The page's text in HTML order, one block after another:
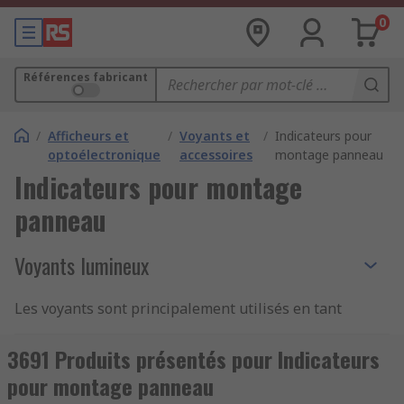
0
Références fabricant
/ Afficheurs et
optoélectronique
/ Voyants et
accessoires
/ Indicateurs pour
montage panneau
Indicateurs pour montage
panneau
Voyants lumineux
Les voyants sont principalement utilisés en tant
existe divers types et tailles d'indicateurs afin de
s'adapter à toutes les applications. Les
indicateurs lumineux à LED constituent la
3691 Produits présentés pour Indicateurs
pour montage panneau